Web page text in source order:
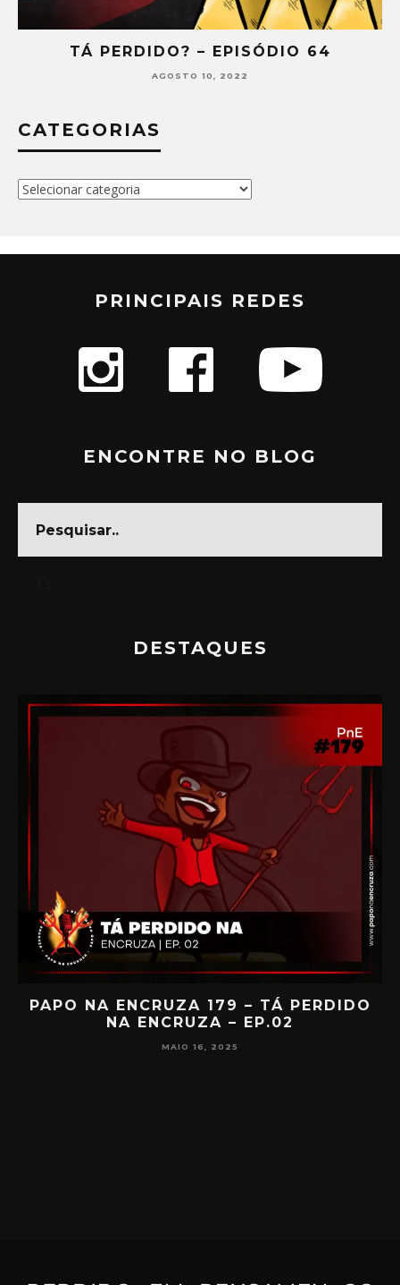
TÁ PERDIDO? – EPISÓDIO 64
AGOSTO 10, 2022
CATEGORIAS
Categorias
PRINCIPAIS REDES
ENCONTRE NO BLOG
DESTAQUES
PAPO NA ENCRUZA 179 – TÁ PERDIDO
NA ENCRUZA – EP.02
MAIO 16, 2025